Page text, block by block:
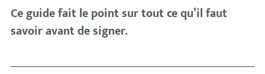
Ce guide fait le point sur tout ce qu’il faut
savoir avant de signer.